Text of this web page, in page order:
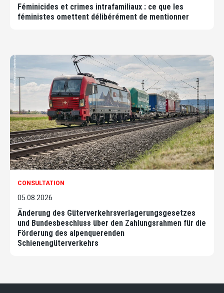
Féminicides et crimes intrafamiliaux : ce que les
féministes omettent délibérément de mentionner
CONSULTATION
05.08.2026
Änderung des Güterverkehrsverlagerungsgesetzes
und Bundesbeschluss über den Zahlungsrahmen für die
Förderung des alpenquerenden
Schienengüterverkehrs